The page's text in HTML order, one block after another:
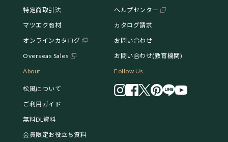
特定商取引法
マツエク商材
オンラインカタログ
Overseas Sales
ヘルプセンター
カタログ請求
お問い合わせ
お問い合わせ(教育機関)
About
松風について
ご利用ガイド
無料DL資料
会員限定お役立ち資料
Follow Us